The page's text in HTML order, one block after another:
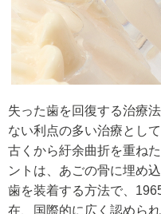
失った歯を回復する治療
ない利点の多い治療とし
古くから紆余曲折を重ね
ントは、あごの骨に埋め
歯を装着する方法で、
在、国際的に広く認められ